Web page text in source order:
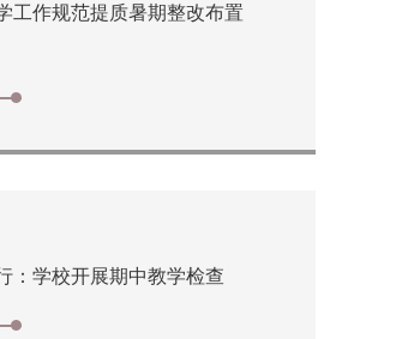
工作规范提质暑期整改布置
：学校开展期中教学检查